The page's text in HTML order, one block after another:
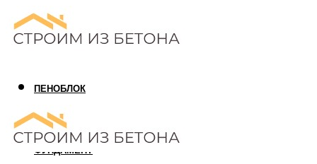
ПЕНОБЛОК
ГАЗОБЛОК
АРБОЛИТОВЫЙ БЛОК
ФУНДАМЕНТ